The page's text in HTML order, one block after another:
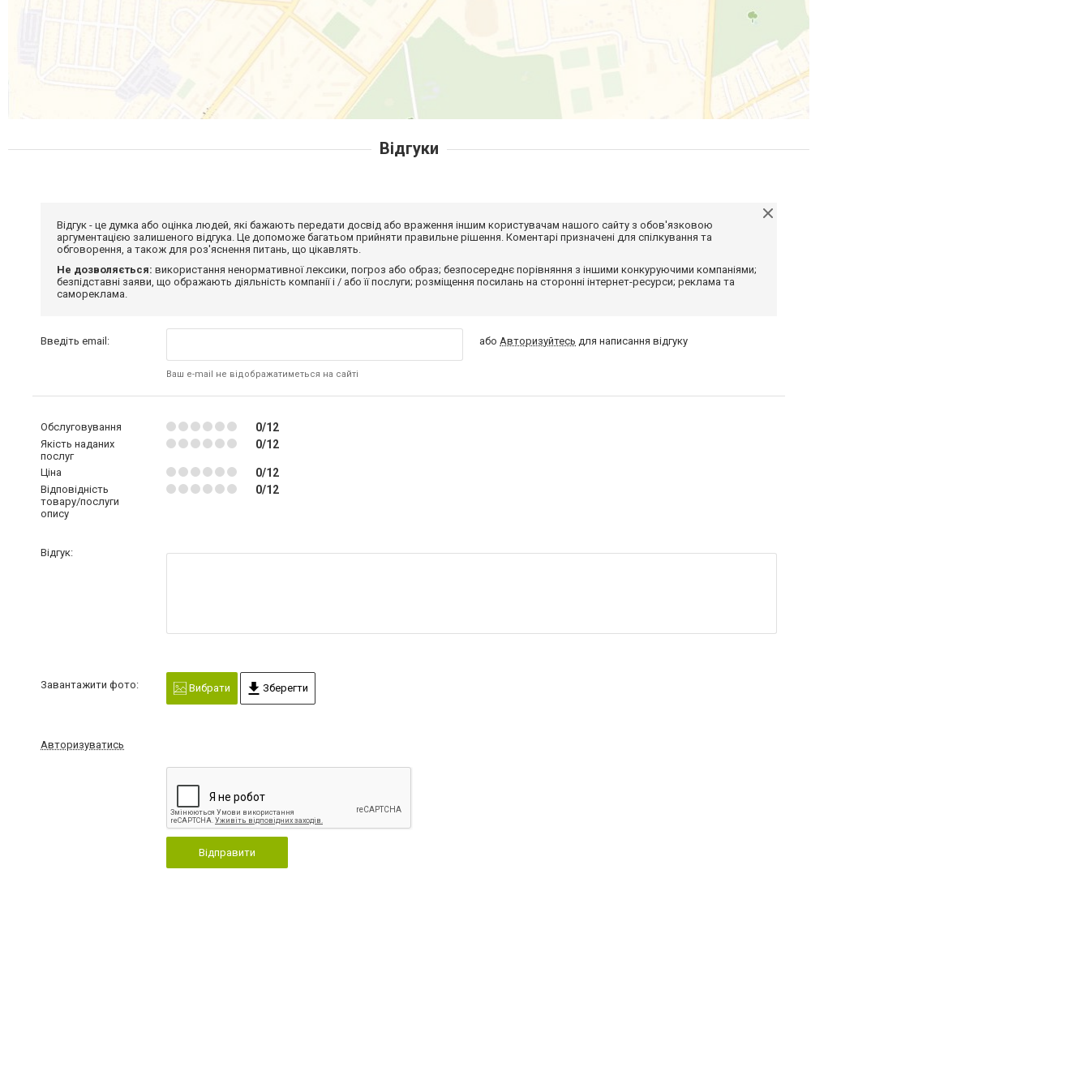
Відгуки
Відгук - це думка або оцінка людей, які бажають передати досвід або враження іншим користувачам нашого сайту з обов'язковою
аргументацією залишеного відгука. Це допоможе багатьом прийняти правильне рішення. Коментарі призначені для спілкування та
обговорення, а також для роз'яснення питань, що цікавлять.
Не дозволяється: використання ненормативної лексики, погроз або образ; безпосереднє порівняння з іншими конкуруючими компаніями;
безпідставні заяви, що ображають діяльність компанії і / або її послуги; розміщення посилань на сторонні інтернет-ресурси; реклама та
самореклама.
Введіть email:
Ваш e-mail не відображатиметься на сайті
або Авторизуйтесь для написання відгуку
Обслуговування 0/12
Якість наданих
послуг
0/12
Ціна 0/12
Відповідність
товару/послуги
опису
0/12
Відгук:
Завантажити фото: Вибрати Зберегти
Авторизуватись
Відправити